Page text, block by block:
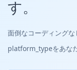
す。
面倒なコーディング
platform_typeをあな